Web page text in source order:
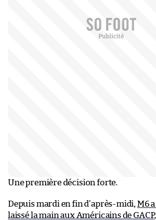
Une première décision forte.
Depuis mardi en fin d’après-midi, M6
laissé la main aux Américains de GACP